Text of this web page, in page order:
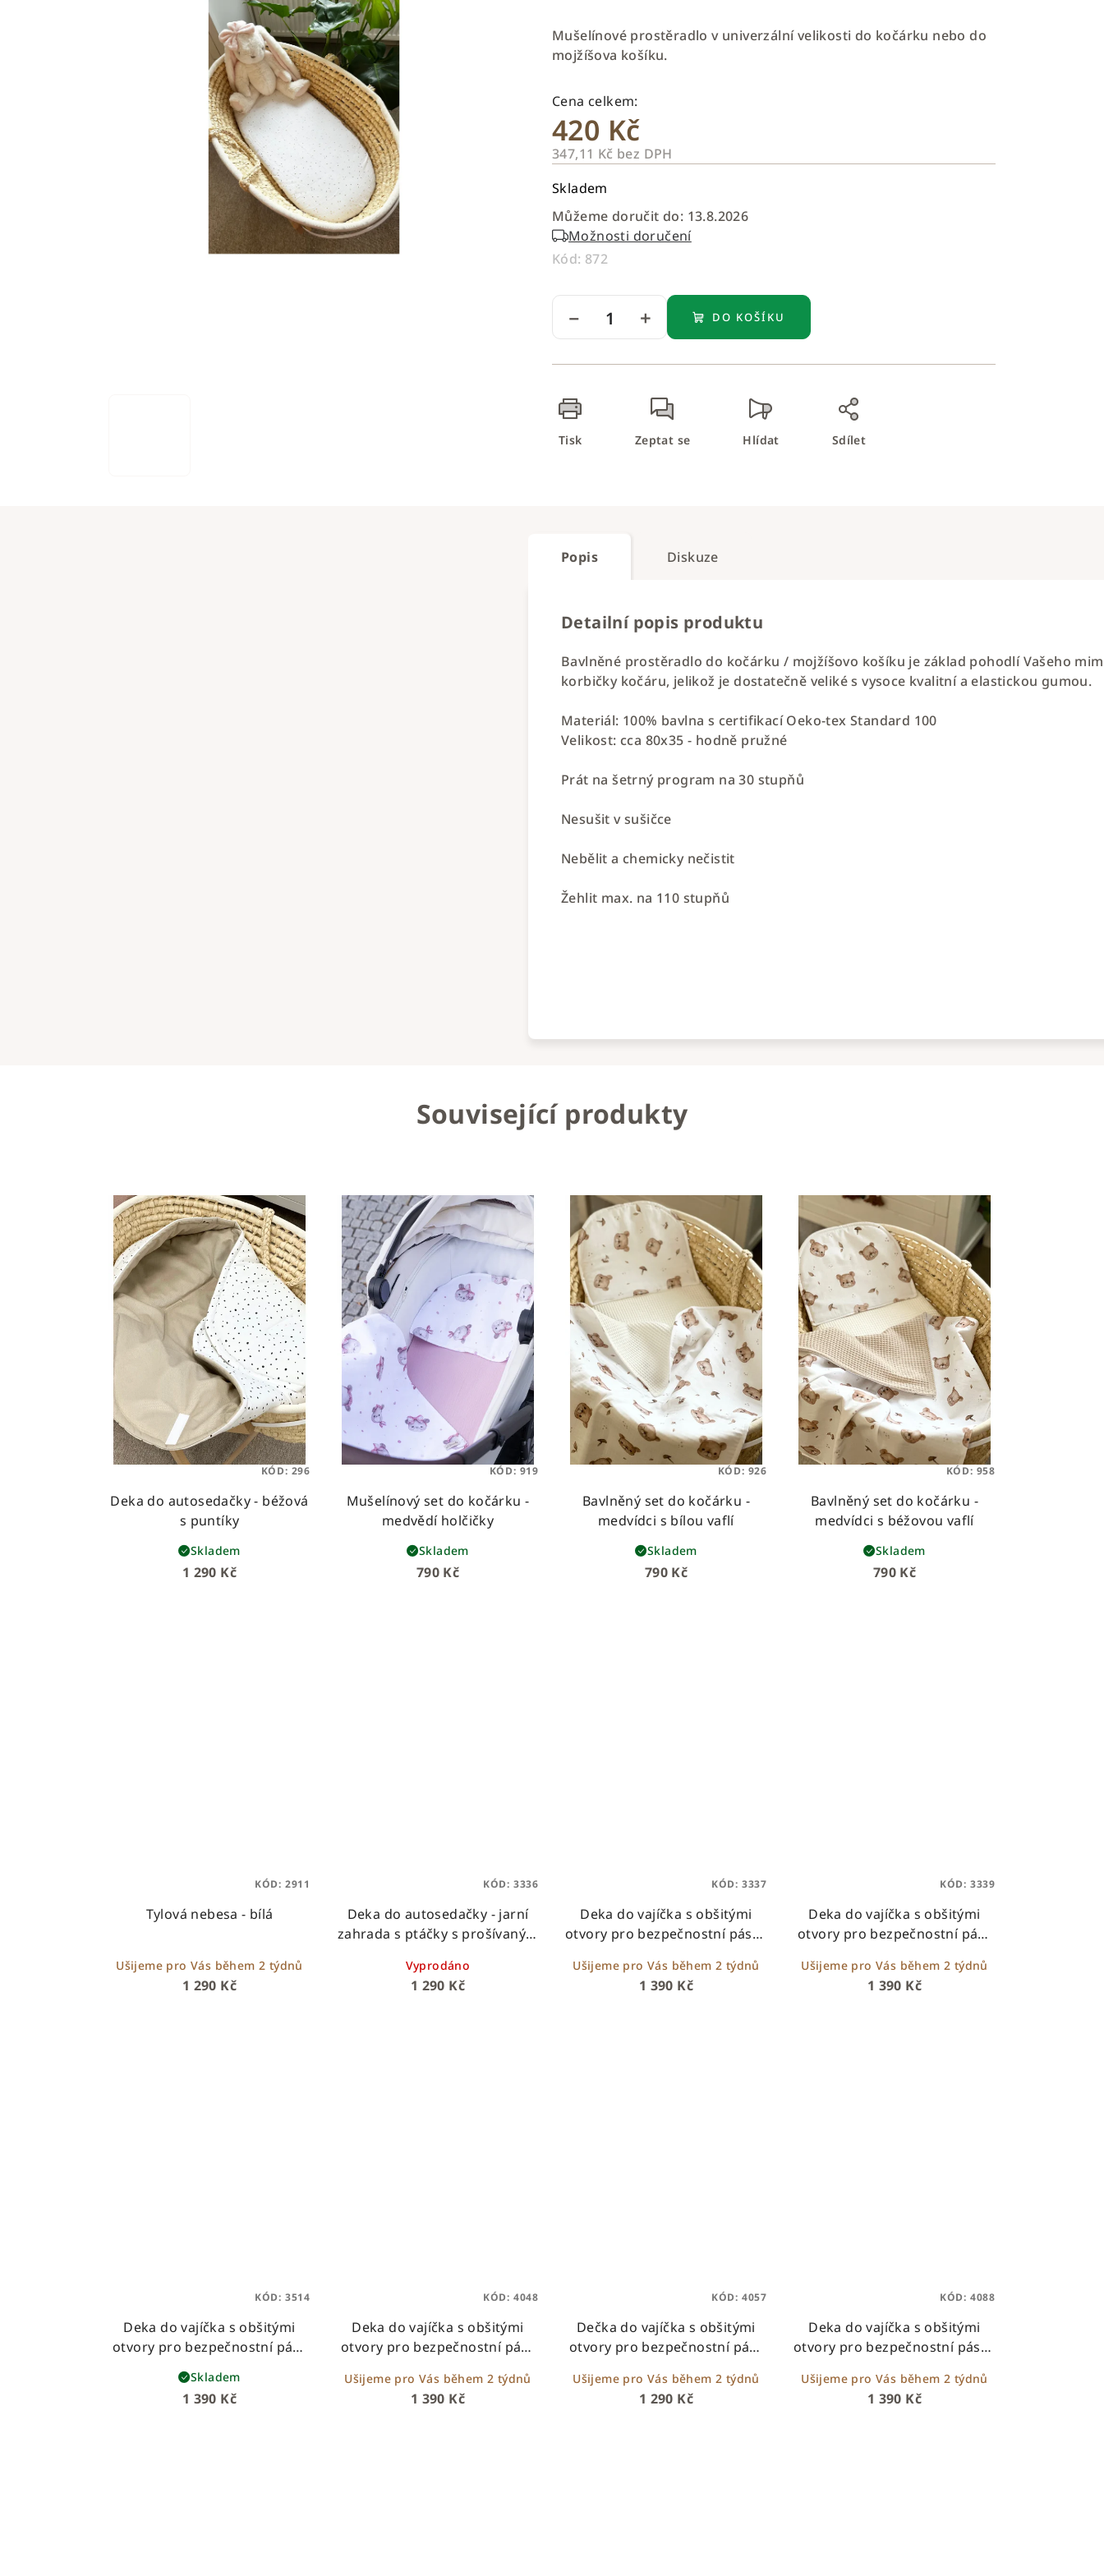
produktu
5
hvězdiček.
Mušelínové prostěradlo v univerzální velikosti do kočárku nebo do
mojžíšova košíku.
420 Kč
347,11 Kč bez DPH
cena:
Skladem
Můžeme doručit do: 13.8.2026
Možnosti doručení
Kód: 872
+
− DO KOŠÍKU
Tisk Zeptat se Hlídat Sdílet
Popis Diskuze
Detailní popis produktu
Bavlněné prostěradlo do kočárku / mojžíšovo košíku je základ pohodlí Vašeho
korbičky kočáru, jelikož je dostatečně veliké s vysoce kvalitní a elastickou gumou.
Materiál: 100% bavlna s certifikací Oeko-tex Standard 100
Velikost: cca 80x35 - hodně pružné
Prát na šetrný program na 30 stupňů
Nesušit v sušičce
Nebělit a chemicky nečistit
Žehlit max. na 110 stupňů
Související produkty
Deka do autosedačky - béžová
s puntíky
1 290 Kč
Skladem
KÓD: 296
Mušelínový set do kočárku -
medvědí holčičky
790 Kč
Skladem
KÓD: 919
Bavlněný set do kočárku -
medvídci s bílou vaflí
790 Kč
Skladem
KÓD: 926
Bavlněný set do kočárku -
medvídci s béžovou vaflí
790 Kč
Skladem
KÓD: 958
Tylová nebesa - bílá
1 290 Kč
Ušijeme pro Vás během 2 týdnů
KÓD: 2911
Deka do autosedačky - jarní
zahrada s ptáčky s prošívaným
1 290 Kč
Vyprodáno
KÓD: 3336
Deka do vajíčka s obšitými
otvory pro bezpečnostní pásy -
1 390 Kč
Ušijeme pro Vás během 2 týdnů
KÓD: 3337
Deka do vajíčka s obšitými
otvory pro bezpečnostní pásy
se srdíčky
1 390 Kč
Ušijeme pro Vás během 2 týdnů
KÓD: 3339
Deka do vajíčka s obšitými
otvory pro bezpečnostní pásy
– bílý beránek + béžová vafle
1 390 Kč
Skladem
KÓD: 3514
Deka do vajíčka s obšitými
otvory pro bezpečnostní pásy
růžová minky
1 390 Kč
Ušijeme pro Vás během 2 týdnů
KÓD: 4048
Dečka do vajíčka s obšitými
otvory pro bezpečnostní pásy
1 290 Kč
Ušijeme pro Vás během 2 týdnů
KÓD: 4057
Deka do vajíčka s obšitými
otvory pro bezpečnostní pásy -
1 390 Kč
Ušijeme pro Vás během 2 týdnů
KÓD: 4088